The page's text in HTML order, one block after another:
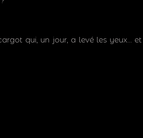
qui, un jour, a levé les yeux…